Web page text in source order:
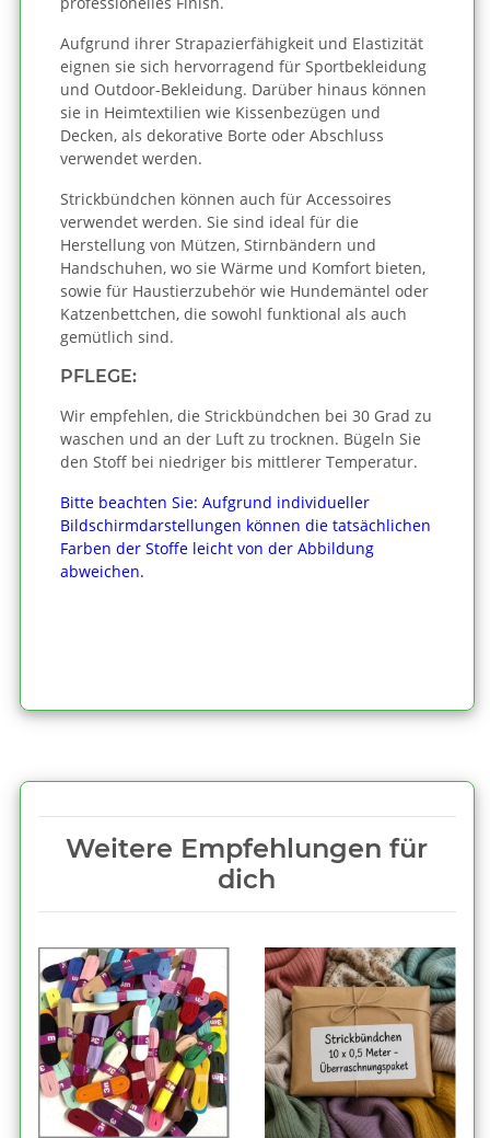
Aufgrund ihrer Strapazierfähigkeit und Elastizität
eignen sie sich hervorragend für Sportbekleidung
und Outdoor-Bekleidung. Darüber hinaus können
sie in Heimtextilien wie Kissenbezügen und
Decken, als dekorative Borte oder Abschluss
verwendet werden.
Strickbündchen können auch für Accessoires
verwendet werden. Sie sind ideal für die
Herstellung von Mützen, Stirnbändern und
Handschuhen, wo sie Wärme und Komfort bieten,
sowie für Haustierzubehör wie Hundemäntel oder
Katzenbettchen, die sowohl funktional als auch
gemütlich sind.
PFLEGE:
Wir empfehlen, die Strickbündchen bei 30 Grad zu
waschen und an der Luft zu trocknen. Bügeln Sie
den Stoff bei niedriger bis mittlerer Temperatur.
Bitte beachten Sie: Aufgrund individueller
Bildschirmdarstellungen können die tatsächlichen
Farben der Stoffe leicht von der Abbildung
abweichen.
Weitere Empfehlungen für
dich